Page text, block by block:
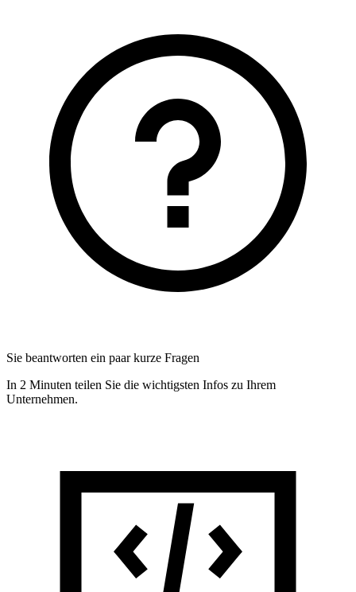
Sie beantworten ein paar kurze Fragen
In 2 Minuten teilen Sie die wichtigsten Infos zu Ihrem
Unternehmen.